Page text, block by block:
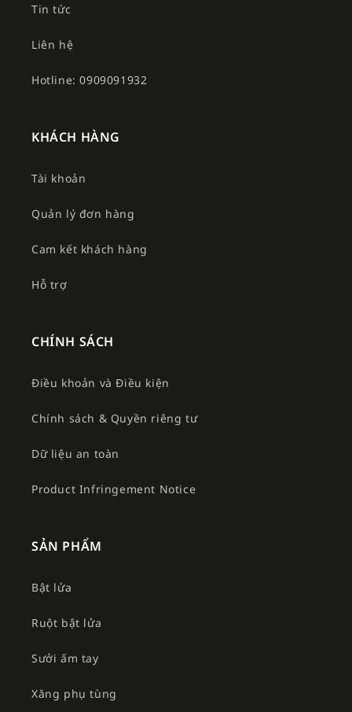
Tin tức
Liên hệ
Hotline: 0909091932
KHÁCH HÀNG
Tài khoản
Quản lý đơn hàng
Cam kết khách hàng
Hỗ trợ
CHÍNH SÁCH
Điều khoản và Điều kiện
Chính sách & Quyền riêng tư
Dữ liệu an toàn
Product Infringement Notice
SẢN PHẨM
Bật lửa
Ruột bật lửa
Sưởi ấm tay
Xăng phụ tùng